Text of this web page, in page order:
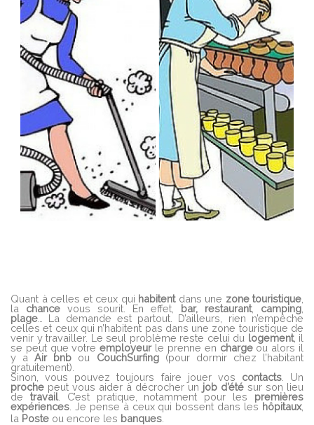
Quant à celles et ceux qui habitentdans une zone touristique
la chance vous sourit. En effet, bar, restaurant, camping
plage … La demande est partout. D’ailleurs, rien n’empêche
celles et ceux qui n’habitent pas dans une zone touristique de
venir y travailler. Le seul problème reste celui du logement, il
se peut que votreemployeurle prenne en chargeou alors il
y aAir bnb ou CouchSurfing (pour dormir chez l’habitant
gratuitement).
Sinon, vous pouvez toujours faire jouer vos contacts. Un
proche peut vous aider à décrocher un job d’été sur son lieu
de travail. C’est pratique, notamment pour les premières
expériences . Je pense à ceux qui bossent dans les hôpitaux,
la Poste ou encore les banques